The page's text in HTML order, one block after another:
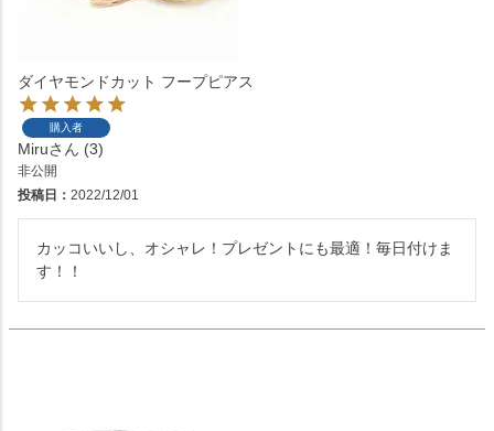
ダイヤモンドカット フープピアス
購入者
Miru 3
非公開
投稿日
2022/12/01
カッコいいし、オシャレ！プレゼントにも最適！毎日付けま
す！！